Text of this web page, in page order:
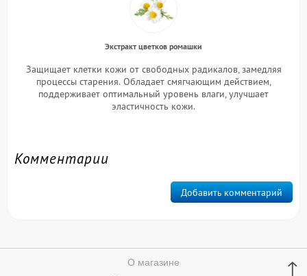
Экстракт цветков ромашки
Защищает клетки кожи от свободных радикалов, замедляя
процессы старения. Обладает смягчающим действием,
поддерживает оптимальный уровень влаги, улучшает
эластичность кожи.
Комментарии
Добавить комментарий
↑
О магазине